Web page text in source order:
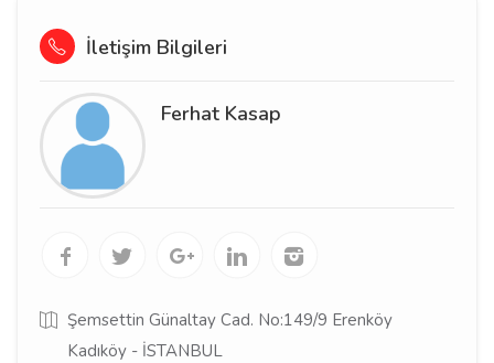
İletişim Bilgileri
Ferhat Kasap
Şemsettin Günaltay Cad. No:149/9 Erenköy 
Kadıköy - İSTANBUL